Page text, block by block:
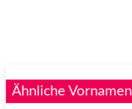
Ähnliche Vornamen